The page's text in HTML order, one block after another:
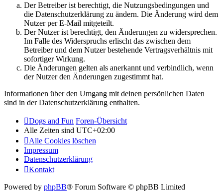
Der Betreiber ist berechtigt, die Nutzungsbedingungen und
die Datenschutzerklärung zu ändern. Die Änderung wird dem
Nutzer per E-Mail mitgeteilt.
Der Nutzer ist berechtigt, den Änderungen zu widersprechen.
Im Falle des Widerspruchs erlischt das zwischen dem
Betreiber und dem Nutzer bestehende Vertragsverhältnis mit
sofortiger Wirkung.
Die Änderungen gelten als anerkannt und verbindlich, wenn
der Nutzer den Änderungen zugestimmt hat.
Informationen über den Umgang mit deinen persönlichen Daten
sind in der Datenschutzerklärung enthalten.
Dogs and Fun Foren-Übersicht
Alle Zeiten sind UTC+02:00
Alle Cookies löschen
Impressum
Datenschutzerklärung
Kontakt
Powered by phpBB® Forum Software © phpBB Limited